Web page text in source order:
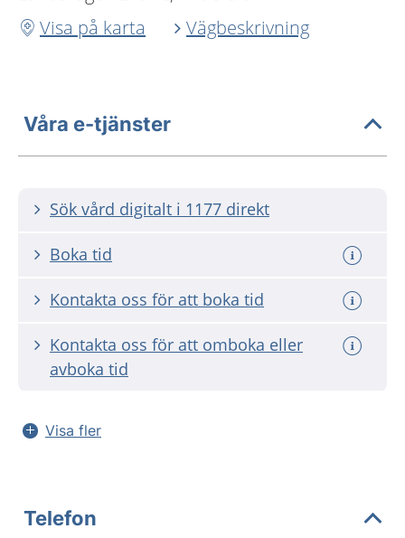
Visa på karta
Vägbeskrivning
Våra e-tjänster
Sök vård digitalt i 1177 direkt
Boka tid
Kontakta oss för att boka tid
Kontakta oss för att omboka eller
avboka tid
Visa fler
Telefon